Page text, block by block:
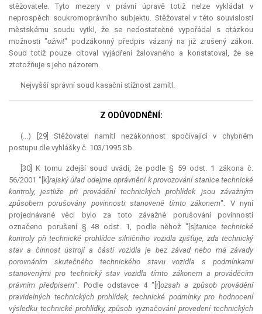
stěžovatele. Tyto mezery v právní úpravě totiž nelze vykládat v
neprospěch soukromoprávního subjektu. Stěžovatel v této souvislosti
městskému soudu vytkl, že se nedostatečně vypořádal s otázkou
možnosti "oživit" podzákonný předpis vázaný na již zrušený zákon.
Soud totiž pouze citoval vyjádření žalovaného a konstatoval, že se
ztotožňuje s jeho názorem.
Nejvyšší správní soud kasační stížnost zamítl.
Z ODŮVODNĚNÍ:
(...) [29] Stěžovatel namítl nezákonnost spočívající v chybném
postupu dle vyhlášky č. 103/1995 Sb.
[30] K tomu zdejší soud uvádí, že podle § 59 odst. 1 zákona č.
56/2001 "[k] rajský úřad odejme oprávnění k provozování stanice technické
kontroly, jestliže při provádění technických prohlídek jsou závažným
způsobem porušovány povinnosti stanovené tímto zákonem". V nyní
projednávané věci bylo za toto závažné porušování povinností
označeno porušení § 48 odst. 1, podle něhož "[s]tanice technické
kontroly při technické prohlídce silničního vozidla zjišťuje, zda technický
stav a činnost ústrojí a částí vozidla je bez závad nebo má závady
porovnáním skutečného technického stavu vozidla s podmínkami
stanovenými pro technický stav vozidla tímto zákonem a prováděcím
právním předpisem". Podle odstavce 4 "[r] ozsah a způsob provádění
pravidelných technických prohlídek, technické podmínky pro hodnocení
výsledku technické prohlídky, způsob vyznačování provedení technických